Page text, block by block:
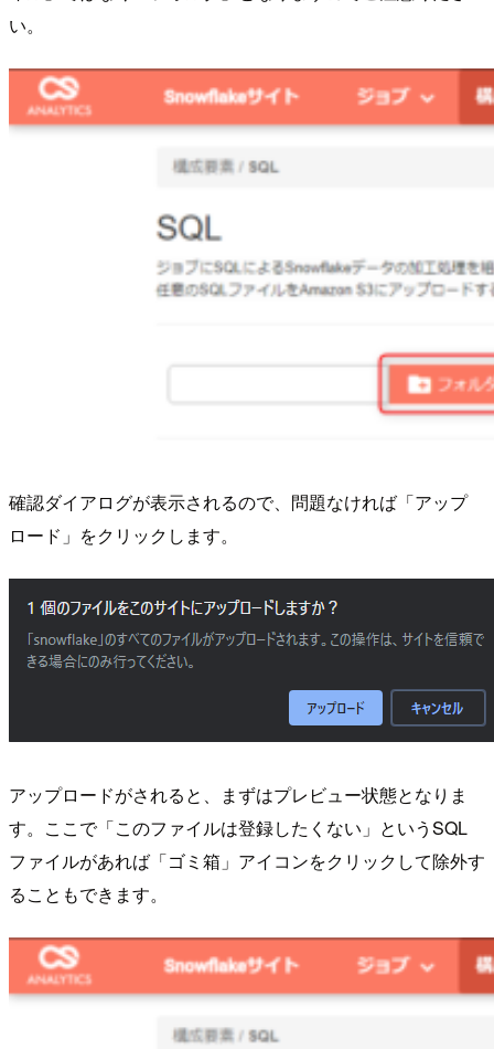
い。
確認ダイアログが表示されるので、問題なければ「アップ
ロード」をクリックします。
アップロードがされると、まずはプレビュー状態となりま
す。ここで「このファイルは登録したくない」というSQL
ファイルがあれば「ゴミ箱」アイコンをクリックして除外す
ることもできます。